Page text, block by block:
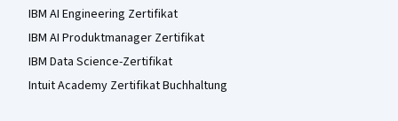
IBM AI Engineering Zertifikat
IBM AI Produktmanager Zertifikat
IBM Data Science-Zertifikat
Intuit Academy Zertifikat Buchhaltung